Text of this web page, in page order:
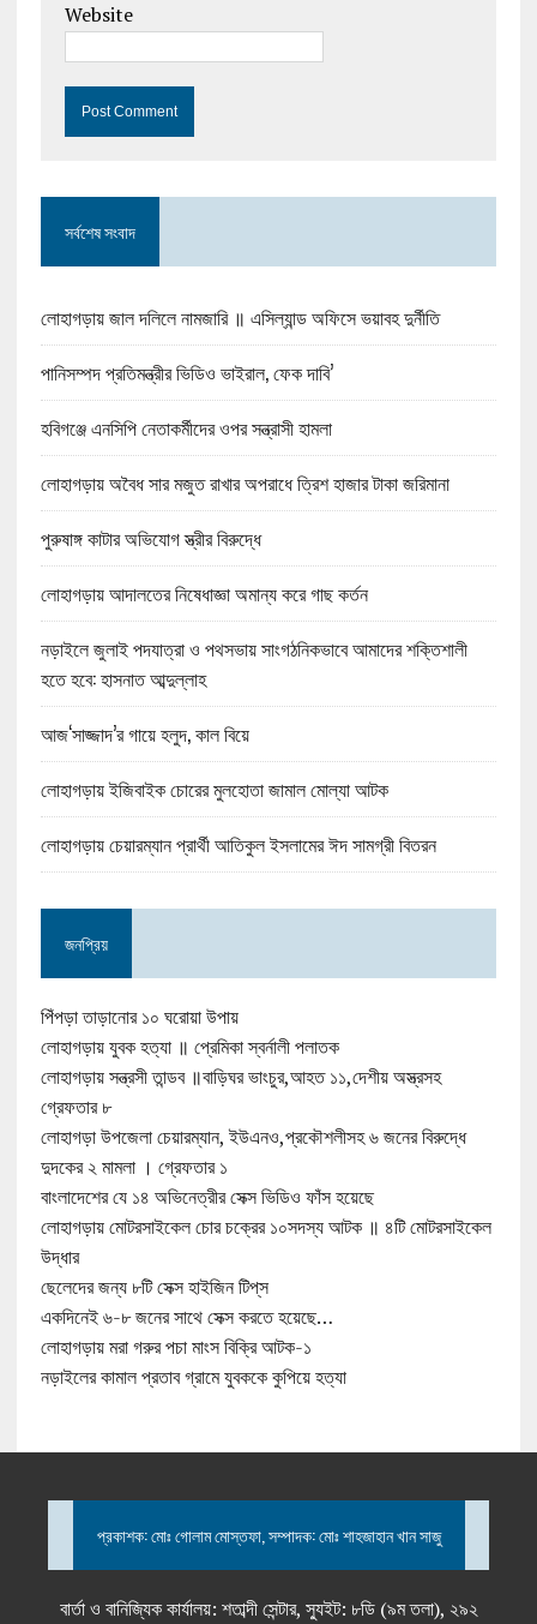
Website
সর্বশেষ সংবাদ
লোহাগড়ায় জাল দলিলে নামজারি ॥ এসিল্যান্ড অফিসে ভয়াবহ দুর্নীতি
পানিসম্পদ প্রতিমন্ত্রীর ভিডিও ভাইরাল, ফেক দাবি’
হবিগঞ্জে এনসিপি নেতাকর্মীদের ওপর সন্ত্রাসী হামলা
লোহাগড়ায় অবৈধ সার মজুত রাখার অপরাধে ত্রিশ হাজার টাকা জরিমানা
পুরুষাঙ্গ কাটার অভিযোগ স্ত্রীর বিরুদ্ধে
লোহাগড়ায় আদালতের নিষেধাজ্ঞা অমান্য করে গাছ কর্তন
নড়াইলে জুলাই পদযাত্রা ও পথসভায় সাংগঠনিকভাবে আমাদের শক্তিশালী
হতে হবে: হাসনাত আব্দুল্লাহ
আজ‘সাজ্জাদ’র গায়ে হলুদ, কাল বিয়ে
লোহাগড়ায় ইজিবাইক চোরের মুলহোতা জামাল মোল্যা আটক
লোহাগড়ায় চেয়ারম্যান প্রার্থী আতিকুল ইসলামের ঈদ সামগ্রী বিতরন
জনপ্রিয়
পিঁপড়া তাড়ানোর ১০ ঘরোয়া উপায়
লোহাগড়ায় যুবক হত্যা ॥ প্রেমিকা স্বর্নালী পলাতক
লোহাগড়ায় সন্ত্রসী তান্ডব ॥বাড়িঘর ভাংচুর,আহত ১১,দেশীয় অস্ত্রসহ
গ্রেফতার ৮
লোহাগড়া উপজেলা চেয়ারম্যান, ইউএনও,প্রকৌশলীসহ ৬ জনের বিরুদ্ধে
দুদকের ২ মামলা । গ্রেফতার ১
বাংলাদেশের যে ১৪ অভিনেত্রীর সেক্স ভিডিও ফাঁস হয়েছে
লোহাগড়ায় মোটরসাইকেল চোর চক্রের ১০সদস্য আটক ॥ ৪টি মোটরসাইকেল
উদ্ধার
ছেলেদের জন্য ৮টি সেক্স হাইজিন টিপ্‌স
একদিনেই ৬-৮ জনের সাথে সেক্স করতে হয়েছে…
লোহাগড়ায় মরা গরুর পচা মাংস বিক্রি আটক-১
নড়াইলের কামাল প্রতাব গ্রামে যুবককে কুপিয়ে হত্যা
প্রকাশক: মোঃ গোলাম মোস্তফা, সম্পাদক: মোঃ শাহজাহান খান সাজু
বার্তা ও বানিজ্যিক কার্যালয়: শতাব্দী সেন্টার, স্যুইট: ৮ডি (৯ম তলা), ২৯২